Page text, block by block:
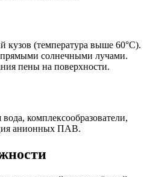
кузов (температура выше 60°C).
прямыми солнечными лучами.
пены на поверхности.
комплексообразователи,
анионных ПАВ.